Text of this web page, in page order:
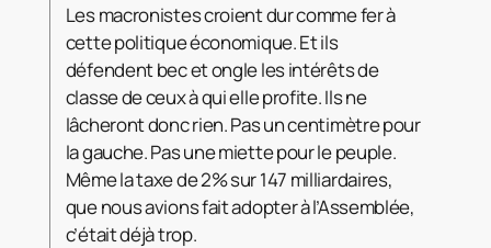
Les macronistes croient dur comme fer à
cette politique économique. Et ils
défendent bec et ongle les intérêts de
classe de ceux à qui elle profite. Ils ne
lâcheront donc rien. Pas un centimètre pour
la gauche. Pas une miette pour le peuple.
Même la taxe de 2% sur 147 milliardaires,
que nous avions fait adopter à l’Assemblée,
c’était déjà trop.